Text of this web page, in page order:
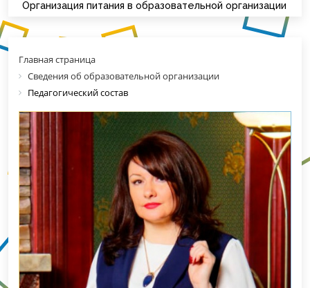
Организация питания в образовательной организации
Главная страница
Сведения об образовательной организации
Педагогический состав